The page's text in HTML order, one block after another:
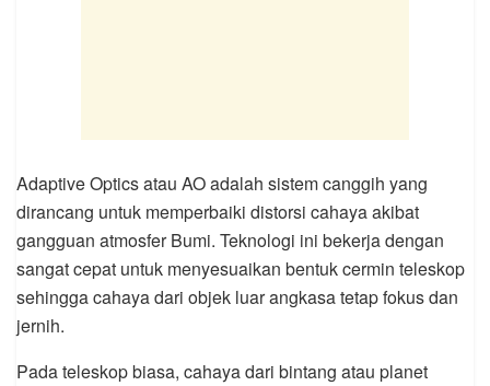
Adaptive Optics atau AO adalah sistem canggih yang
dirancang untuk memperbaiki distorsi cahaya akibat
gangguan atmosfer Bumi. Teknologi ini bekerja dengan
sangat cepat untuk menyesuaikan bentuk cermin teleskop
sehingga cahaya dari objek luar angkasa tetap fokus dan
jernih.
Pada teleskop biasa, cahaya dari bintang atau planet